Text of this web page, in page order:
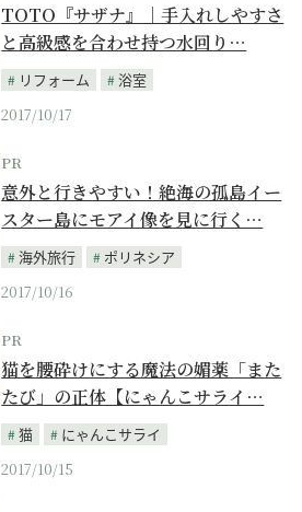
TOTO『サザナ』｜手入れしやすさ
と高級感を合わせ持つ水回り…
リフォーム
浴室
2017/10/17
PR
意外と行きやすい！絶海の孤島イー
スター島にモアイ像を見に行く…
海外旅行
ポリネシア
2017/10/16
PR
猫を腰砕けにする魔法の媚薬「また
たび」の正体【にゃんこサライ…
猫
にゃんこサライ
2017/10/15